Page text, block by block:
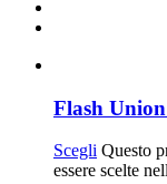
Flash
Scegli Questo
essere scelte